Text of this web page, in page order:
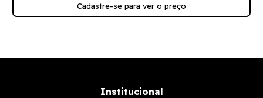
Cadastre-se para ver o preço
Institucional